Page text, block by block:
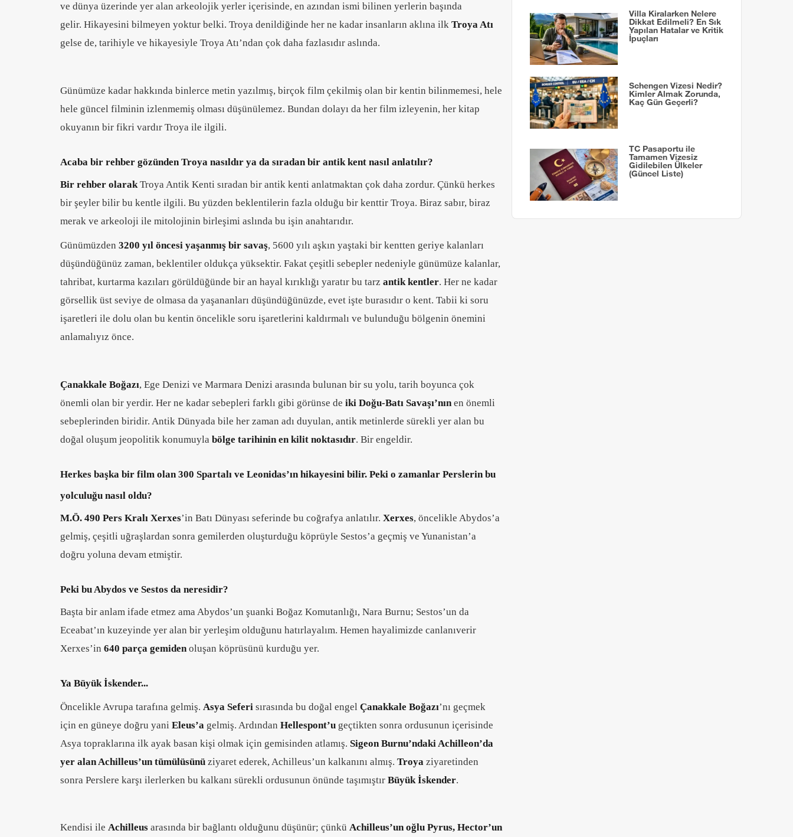
ve dünya üzerinde yer alan arkeolojik yerler içerisinde, en azından ismi bilinen yerlerin başında
gelir. Hikayesini bilmeyen yoktur belki. Troya denildiğinde her ne kadar insanların aklına ilk Troya Atı
gelse de, tarihiyle ve hikayesiyle Troya Atı’ndan çok daha fazlasıdır aslında.
Günümüze kadar hakkında binlerce metin yazılmış, birçok film çekilmiş olan bir kentin bilinmemesi, hele
hele güncel filminin izlenmemiş olması düşünülemez. Bundan dolayı da her film izleyenin, her kitap
okuyanın bir fikri vardır Troya ile ilgili.
Acaba bir rehber gözünden Troya nasıldır ya da sıradan bir antik kent nasıl anlatılır?
Bir rehber olarakTroya Antik Kenti sıradan bir antik kenti anlatmaktan çok daha zordur. Çünkü herkes
bir şeyler bilir bu kentle ilgili. Bu yüzden beklentilerin fazla olduğu bir kenttir Troya. Biraz sabır, biraz
merak ve arkeoloji ile mitolojinin birleşimi aslında bu işin anahtarıdır.
Günümüzden 3200 yıl öncesi yaşanmış bir savaş, 5600 yılı aşkın yaştaki bir kentten geriye kalanları
düşündüğünüz zaman, beklentiler oldukça yüksektir. Fakat çeşitli sebepler nedeniyle günümüze kalanlar,
tahribat, kurtarma kazıları görüldüğünde bir an hayal kırıklığı yaratır bu tarz antik kentler. Her ne kadar
görsellik üst seviye de olmasa da yaşananları düşündüğünüzde, evet işte burasıdır o kent. Tabii ki soru
işaretleri ile dolu olan bu kentin öncelikle soru işaretlerini kaldırmalı ve bulunduğu bölgenin önemini
anlamalıyız önce.
Çanakkale Boğazı, Ege Denizi ve Marmara Denizi arasında bulunan bir su yolu, tarih boyunca çok
önemli olan bir yerdir. Her ne kadar sebepleri farklı gibi görünse de iki Doğu-Batı Savaşı’nınen önemli
sebeplerinden biridir. Antik Dünyada bile her zaman adı duyulan, antik metinlerde sürekli yer alan bu
doğal oluşum jeopolitik konumuyla bölge tarihinin en kilit noktasıdır. Bir engeldir.
Herkes başka bir film olan 300 Spartalı ve Leonidas’ın hikayesini bilir. Peki o zamanlar Perslerin bu
yolculuğu nasıl oldu?
M.Ö. 490 Pers Kralı Xerxes’in Batı Dünyası seferinde bu coğrafya anlatılır. Xerxes, öncelikle Abydos’a
gelmiş, çeşitli uğraşlardan sonra gemilerden oluşturduğu köprüyle Sestos’a geçmiş ve Yunanistan’a
doğru yoluna devam etmiştir.
Peki bu Abydos ve Sestos da neresidir?
Başta bir anlam ifade etmez ama Abydos’un şuanki Boğaz Komutanlığı, Nara Burnu; Sestos’un da
Eceabat’ın kuzeyinde yer alan bir yerleşim olduğunu hatırlayalım. Hemen hayalimizde canlanıverir
Xerxes’in 640 parça gemidenoluşan köprüsünü kurduğu yer.
Ya Büyük İskender...
Öncelikle Avrupa tarafına gelmiş. Asya Seferi sırasında bu doğal engel Çanakkale Boğazı’nı geçmek
için en güneye doğru yani Eleus’a gelmiş. Ardından Hellespont’u geçtikten sonra ordusunun içerisinde
Asya topraklarına ilk ayak basan kişi olmak için gemisinden atlamış. Sigeon Burnu’ndaki Achilleon’da
yer alan Achilleus’un tümülüsünü ziyaret ederek, Achilleus’un kalkanını almış. Troya ziyaretinden
sonra Perslere karşı ilerlerken bu kalkanı sürekli ordusunun önünde taşımıştır Büyük İskender.
Kendisi ile Achilleus arasında bir bağlantı olduğunu düşünür; çünkü Achilleus’un oğlu Pyrus, Hector’un
Villa Kiralarken Nelere
Dikkat Edilmeli? En Sık
Yapılan Hatalar ve Kritik
İpuçları
Schengen Vizesi Nedir?
Kimler Almak Zorunda,
Kaç Gün Geçerli?
TC Pasaportu ile
Tamamen Vizesiz
Gidilebilen Ülkeler
(Güncel Liste)